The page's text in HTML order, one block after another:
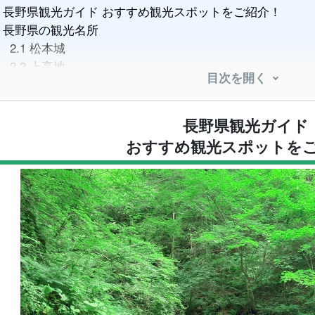
長野県観光ガイド おすすめ観光スポットをご紹介！
長野県の観光名所
2.1 松本城
2.2 上高地
2.4白馬村
2.7妻籠宿・馬籠宿(木曽路)
2.8地獄谷野猿公苑
2.9志賀高原
2.10安曇野
2.11千畳敷カール(駒ヶ岳ロープウェイ)
2.12高遠城址公園
2.13小布施
2.14野沢温泉
2.15渋温泉
目次を開く
長野県観光ガイド
おすすめ観光スポットを